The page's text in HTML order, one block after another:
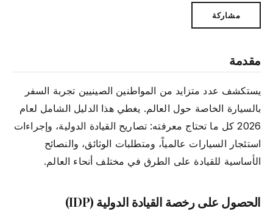
مشاركة
مقدمة
يستكشف عدد متزايد من المواطنين الصينيين تجربة السفر
بالسيارة الخاصة حول العالم. يغطي هذا الدليل الشامل لعام
2026 كل ما تحتاج معرفته: تصاريح القيادة الدولية، وإجراءات
استئجار السيارات عالمياً، ومتطلبات الوثائق، والنصائح
الأساسية للقيادة على الطرق في مختلف أنحاء العالم.
الحصول على رخصة القيادة الدولية (IDP)